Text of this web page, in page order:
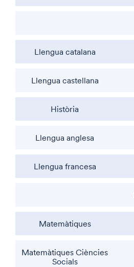
Llengua catalana
Llengua castellana
Història
Llengua anglesa
Llengua francesa
Matemàtiques
Matemàtiques Ciències
Socials